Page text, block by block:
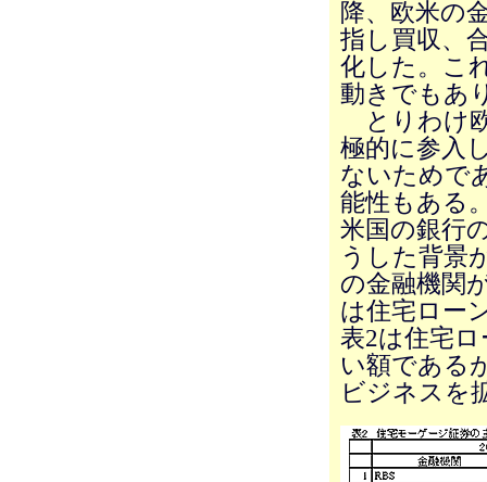
降、欧米の
指し買収、
化した。こ
動きでもあ
とりわけ
極的に参入
ないためで
能性もある
米国の銀行
うした背景
の金融機関
は住宅ロー
表2は住宅
い額である
ビジネスを